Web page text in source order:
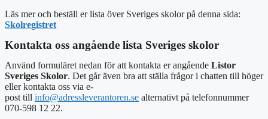
Läs mer och beställ er lista över Sveriges skolor på denna sida:
Skolregistret
Kontakta oss angående lista Sveriges skolor
Använd formuläret nedan för att kontakta er angående Listor
Sveriges Skolor. Det går även bra att ställa frågor i chatten till höger
ellerkontakta oss via e-
post till info@adressleverantoren.se alternativt på telefonnummer
070-598 12 22.